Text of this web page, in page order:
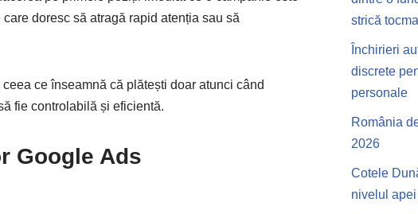
doresc să atragă rapid atenția sau să
ce înseamnă că plătești doar atunci când
fie controlabilă și eficientă.
Google Ads
strică
Închirieri
discrete
personale
România
2026
Cotele
nivelul